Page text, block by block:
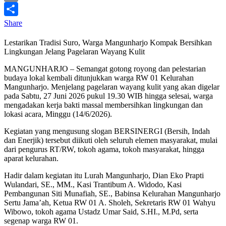
Email
Share
Lestarikan Tradisi Suro, Warga Mangunharjo Kompak Bersihkan
Lingkungan Jelang Pagelaran Wayang Kulit
MANGUNHARJO – Semangat gotong royong dan pelestarian
budaya lokal kembali ditunjukkan warga RW 01 Kelurahan
Mangunharjo. Menjelang pagelaran wayang kulit yang akan digelar
pada Sabtu, 27 Juni 2026 pukul 19.30 WIB hingga selesai, warga
mengadakan kerja bakti massal membersihkan lingkungan dan
lokasi acara, Minggu (14/6/2026).
Kegiatan yang mengusung slogan BERSINERGI (Bersih, Indah
dan Enerjik) tersebut diikuti oleh seluruh elemen masyarakat, mulai
dari pengurus RT/RW, tokoh agama, tokoh masyarakat, hingga
aparat kelurahan.
Hadir dalam kegiatan itu Lurah Mangunharjo, Dian Eko Prapti
Wulandari, SE., MM., Kasi Trantibum A. Widodo, Kasi
Pembangunan Siti Munafiah, SE., Babinsa Kelurahan Mangunharjo
Sertu Jama’ah, Ketua RW 01 A. Sholeh, Sekretaris RW 01 Wahyu
Wibowo, tokoh agama Ustadz Umar Said, S.HI., M.Pd, serta
segenap warga RW 01.